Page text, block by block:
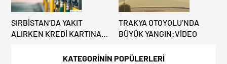
KATEGORİNİN POPÜLERLERİ
SIRBİSTAN’DA YAKIT
ALIRKEN KREDİ KARTINA
TRAKYA OTOYOLU’NDA
BÜYÜK YANGIN:VİDEO